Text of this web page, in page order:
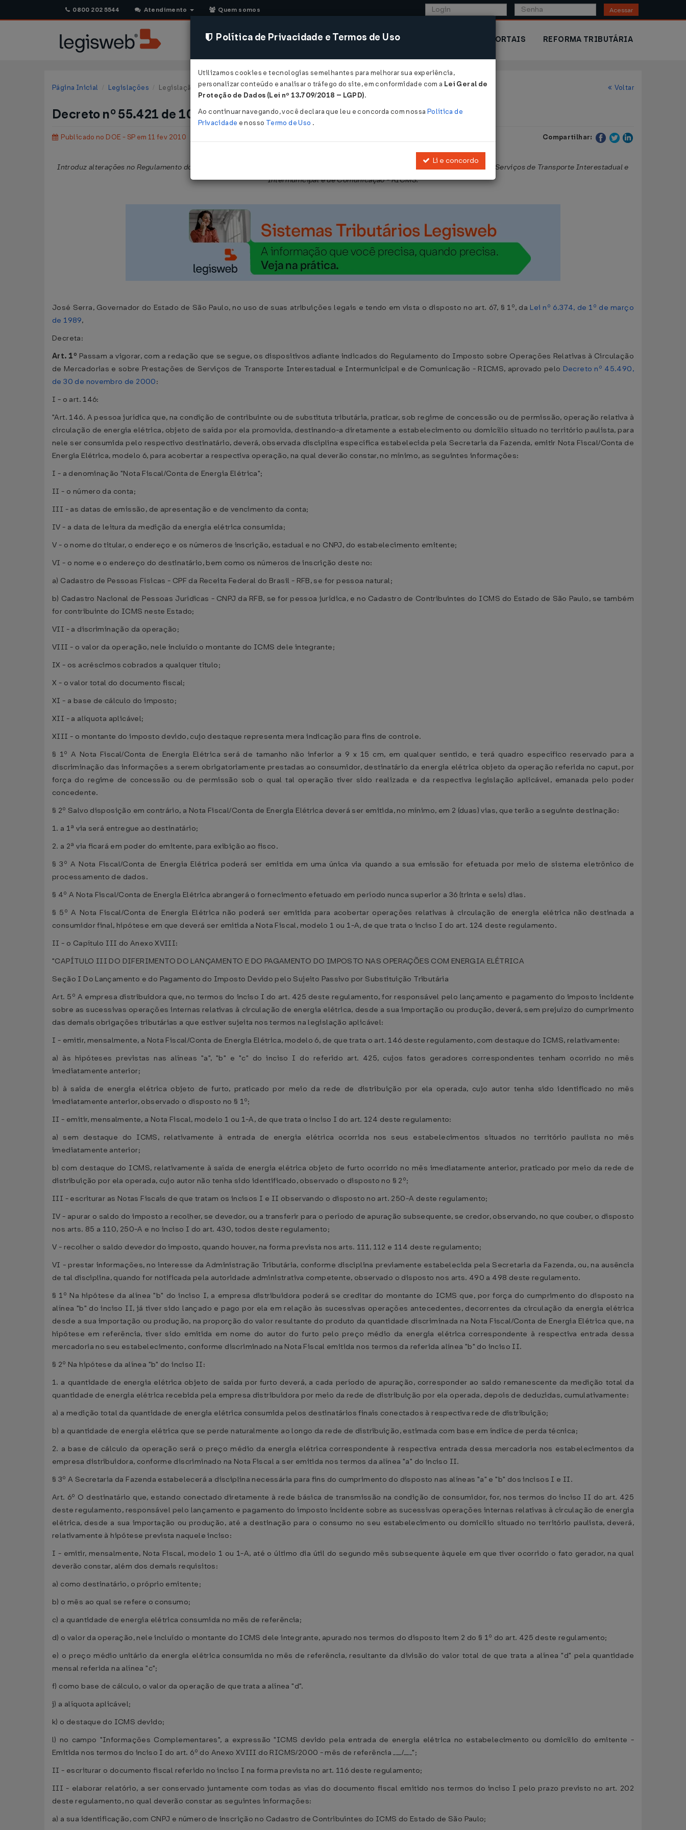
0800 202 5544 Atendimento Quem somos Acessar
CONSULTORIA SISTEMAS COMÉRCIO EXTERIOR PORTAIS REFORMA TRIBUTÁRIA
Página Inicial Legislações Legislação Estadual - São Paulo Voltar
Decreto nº 55.421 de 10/02/2010
Publicado no DOE - SP em 11 fev 2010 Compartilhar:
Introduz alterações no Regulamento do Imposto sobre Operações Relativas à Circulação de Mercadorias e sobre Prestações de Serviços de Transporte Interestadual e
Intermunicipal e de Comunicação - RICMS.
José Serra, Governador do Estado de São Paulo, no uso de suas atribuições legais e tendo em vista o disposto no art. 67, § 1º, da Lei nº 6.374, de 1º de março
de 1989,
Decreta:
Art. 1º Passam a vigorar, com a redação que se segue, os dispositivos adiante indicados do Regulamento do Imposto sobre Operações Relativas à Circulação
de Mercadorias e sobre Prestações de Serviços de Transporte Interestadual e Intermunicipal e de Comunicação - RICMS, aprovado pelo Decreto nº 45.490,
de 30 de novembro de 2000:
I - o art. 146:
"Art. 146. A pessoa jurídica que, na condição de contribuinte ou de substituta tributária, praticar, sob regime de concessão ou de permissão, operação relativa à
circulação de energia elétrica, objeto de saída por ela promovida, destinando-a diretamente a estabelecimento ou domicílio situado no território paulista, para
nele ser consumida pelo respectivo destinatário, deverá, observada disciplina específica estabelecida pela Secretaria da Fazenda, emitir Nota Fiscal/Conta de
Energia Elétrica, modelo 6, para acobertar a respectiva operação, na qual deverão constar, no mínimo, as seguintes informações:
I - a denominação "Nota Fiscal/Conta de Energia Elétrica";
II - o número da conta;
III - as datas de emissão, de apresentação e de vencimento da conta;
IV - a data de leitura da medição da energia elétrica consumida;
V - o nome do titular, o endereço e os números de inscrição, estadual e no CNPJ, do estabelecimento emitente;
VI - o nome e o endereço do destinatário, bem como os números de inscrição deste no:
a) Cadastro de Pessoas Físicas - CPF da Receita Federal do Brasil - RFB, se for pessoa natural;
b) Cadastro Nacional de Pessoas Jurídicas - CNPJ da RFB, se for pessoa jurídica, e no Cadastro de Contribuintes do ICMS do Estado de São Paulo, se também
for contribuinte do ICMS neste Estado;
VII - a discriminação da operação;
VIII - o valor da operação, nele incluído o montante do ICMS dele integrante;
IX - os acréscimos cobrados a qualquer título;
X - o valor total do documento fiscal;
XI - a base de cálculo do imposto;
XII - a alíquota aplicável;
XIII - o montante do imposto devido, cujo destaque representa mera indicação para fins de controle.
§ 1º A Nota Fiscal/Conta de Energia Elétrica será de tamanho não inferior a 9 x 15 cm, em qualquer sentido, e terá quadro específico reservado para a
discriminação das informações a serem obrigatoriamente prestadas ao consumidor, destinatário da energia elétrica objeto da operação referida no caput, por
força do regime de concessão ou de permissão sob o qual tal operação tiver sido realizada e da respectiva legislação aplicável, emanada pelo poder
concedente.
§ 2º Salvo disposição em contrário, a Nota Fiscal/Conta de Energia Elétrica deverá ser emitida, no mínimo, em 2 (duas) vias, que terão a seguinte destinação:
1. a 1ª via será entregue ao destinatário;
2. a 2ª via ficará em poder do emitente, para exibição ao fisco.
§ 3º A Nota Fiscal/Conta de Energia Elétrica poderá ser emitida em uma única via quando a sua emissão for efetuada por meio de sistema eletrônico de
processamento de dados.
§ 4º A Nota Fiscal/Conta de Energia Elétrica abrangerá o fornecimento efetuado em período nunca superior a 36 (trinta e seis) dias.
§ 5º A Nota Fiscal/Conta de Energia Elétrica não poderá ser emitida para acobertar operações relativas à circulação de energia elétrica não destinada a
consumidor final, hipótese em que deverá ser emitida a Nota Fiscal, modelo 1 ou 1-A, de que trata o inciso I do art. 124 deste regulamento.
II - o Capítulo III do Anexo XVIII:
"CAPÍTULO III DO DIFERIMENTO DO LANÇAMENTO E DO PAGAMENTO DO IMPOSTO NAS OPERAÇÕES COM ENERGIA ELÉTRICA
Seção I Do Lançamento e do Pagamento do Imposto Devido pelo Sujeito Passivo por Substituição Tributária
Art. 5º A empresa distribuidora que, no termos do inciso I do art. 425 deste regulamento, for responsável pelo lançamento e pagamento do imposto incidente
sobre as sucessivas operações internas relativas à circulação de energia elétrica, desde a sua importação ou produção, deverá, sem prejuízo do cumprimento
das demais obrigações tributárias a que estiver sujeita nos termos na legislação aplicável:
I - emitir, mensalmente, a Nota Fiscal/Conta de Energia Elétrica, modelo 6, de que trata o art. 146 deste regulamento, com destaque do ICMS, relativamente:
a) às hipóteses previstas nas alíneas "a", "b" e "c" do inciso I do referido art. 425, cujos fatos geradores correspondentes tenham ocorrido no mês
imediatamente anterior;
b) à saída de energia elétrica objeto de furto, praticado por meio da rede de distribuição por ela operada, cujo autor tenha sido identificado no mês
imediatamente anterior, observado o disposto no § 1º;
II - emitir, mensalmente, a Nota Fiscal, modelo 1 ou 1-A, de que trata o inciso I do art. 124 deste regulamento:
a) sem destaque do ICMS, relativamente à entrada de energia elétrica ocorrida nos seus estabelecimentos situados no território paulista no mês
imediatamente anterior;
b) com destaque do ICMS, relativamente à saída de energia elétrica objeto de furto ocorrido no mês imediatamente anterior, praticado por meio da rede de
distribuição por ela operada, cujo autor não tenha sido identificado, observado o disposto no § 2º;
III - escriturar as Notas Fiscais de que tratam os incisos I e II observando o disposto no art. 250-A deste regulamento;
IV - apurar o saldo do imposto a recolher, se devedor, ou a transferir para o período de apuração subsequente, se credor, observando, no que couber, o disposto
nos arts. 85 a 110, 250-A e no inciso I do art. 430, todos deste regulamento;
V - recolher o saldo devedor do imposto, quando houver, na forma prevista nos arts. 111, 112 e 114 deste regulamento;
VI - prestar informações, no interesse da Administração Tributária, conforme disciplina previamente estabelecida pela Secretaria da Fazenda, ou, na ausência
de tal disciplina, quando for notificada pela autoridade administrativa competente, observado o disposto nos arts. 490 a 498 deste regulamento.
§ 1º Na hipótese da alínea "b" do inciso I, a empresa distribuidora poderá se creditar do montante do ICMS que, por força do cumprimento do disposto na
alínea "b" do inciso II, já tiver sido lançado e pago por ela em relação às sucessivas operações antecedentes, decorrentes da circulação da energia elétrica
desde a sua importação ou produção, na proporção do valor resultante do produto da quantidade discriminada na Nota Fiscal/Conta de Energia Elétrica que, na
hipótese em referência, tiver sido emitida em nome do autor do furto pelo preço médio da energia elétrica correspondente à respectiva entrada dessa
mercadoria no seu estabelecimento, conforme discriminado na Nota Fiscal emitida nos termos da referida alínea "b" do inciso II.
§ 2º Na hipótese da alínea "b" do inciso II:
1. a quantidade de energia elétrica objeto de saída por furto deverá, a cada período de apuração, corresponder ao saldo remanescente da medição total da
quantidade de energia elétrica recebida pela empresa distribuidora por meio da rede de distribuição por ela operada, depois de deduzidas, cumulativamente:
a) a medição total da quantidade de energia elétrica consumida pelos destinatários finais conectados à respectiva rede de distribuição;
b) a quantidade de energia elétrica que se perde naturalmente ao longo da rede de distribuição, estimada com base em índice de perda técnica;
2. a base de cálculo da operação será o preço médio da energia elétrica correspondente à respectiva entrada dessa mercadoria nos estabelecimentos da
empresa distribuidora, conforme discriminado na Nota Fiscal a ser emitida nos termos da alínea "a" do inciso II.
§ 3º A Secretaria da Fazenda estabelecerá a disciplina necessária para fins do cumprimento do disposto nas alíneas "a" e "b" dos incisos I e II.
Art. 6º O destinatário que, estando conectado diretamente à rede básica de transmissão na condição de consumidor, for, nos termos do inciso II do art. 425
deste regulamento, responsável pelo lançamento e pagamento do imposto incidente sobre as sucessivas operações internas relativas à circulação de energia
elétrica, desde a sua importação ou produção, até a destinação para o consumo no seu estabelecimento ou domicílio situado no território paulista, deverá,
relativamente à hipótese prevista naquele inciso:
I - emitir, mensalmente, Nota Fiscal, modelo 1 ou 1-A, até o último dia útil do segundo mês subsequente àquele em que tiver ocorrido o fato gerador, na qual
deverão constar, além dos demais requisitos:
a) como destinatário, o próprio emitente;
b) o mês ao qual se refere o consumo;
c) a quantidade de energia elétrica consumida no mês de referência;
d) o valor da operação, nele incluído o montante do ICMS dele integrante, apurado nos termos do disposto item 2 do § 1º do art. 425 deste regulamento;
e) o preço médio unitário da energia elétrica consumida no mês de referência, resultante da divisão do valor total de que trata a alínea "d" pela quantidade
mensal referida na alínea "c";
f) como base de cálculo, o valor da operação de que trata a alínea "d".
j) a alíquota aplicável;
k) o destaque do ICMS devido;
l) no campo "Informações Complementares", a expressão "ICMS devido pela entrada de energia elétrica no estabelecimento ou domicílio do emitente -
Emitida nos termos do inciso I do art. 6º do Anexo XVIII do RICMS/2000 - mês de referência ___/___";
II - escriturar o documento fiscal referido no inciso I na forma prevista no art. 116 deste regulamento;
III - elaborar relatório, a ser conservado juntamente com todas as vias do documento fiscal emitido nos termos do inciso I pelo prazo previsto no art. 202
deste regulamento, no qual deverão constar as seguintes informações:
a) a sua identificação, com CNPJ e número de inscrição no Cadastro de Contribuintes do ICMS do Estado de São Paulo;
Política de Privacidade e Termos de Uso
Utilizamos cookies e tecnologias semelhantes para melhorar sua experiência,
personalizar conteúdo e analisar o tráfego do site, em conformidade com a Lei Geral de
Proteção de Dados (Lei nº 13.709/2018 – LGPD).
Ao continuar navegando, você declara que leu e concorda com nossa Política de
Privacidade e nosso Termo de Uso .
Li e concordo